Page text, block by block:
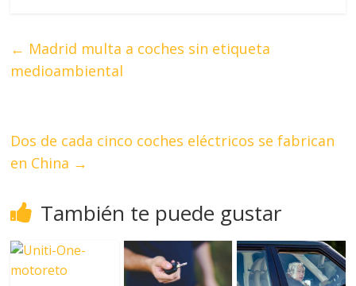
← Madrid multa a coches sin etiqueta
medioambiental
Dos de cada cinco coches eléctricos se fabrican
en China →
También te puede gustar